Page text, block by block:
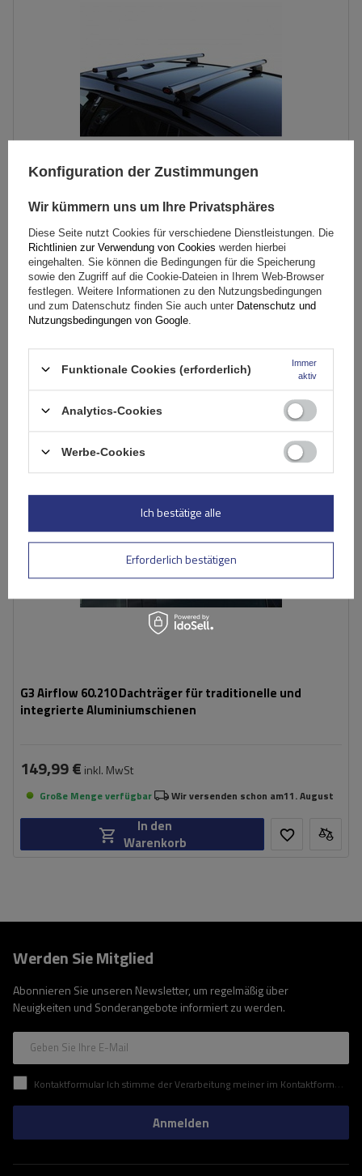
G3 CL 60.110 Universal-Dachträger für traditionelle und
integrierte Aluminiumschienen
117,00 €inkl. MwSt
Niedrigster Preis in 30 Tagen vor Rabatt:539,99 € -78%
Normaler Preis:129,99 €inkl. MwSt -10%
In den
G3 Airflow 60.210 Dachträger für traditionelle und
integrierte Aluminiumschienen
149,99 € inkl. MwSt
Große Menge verfügbar Wir versenden schon am11. August
In den
Warenkorb
Werden Sie Mitglied
Abonnieren Sie unseren Newsletter, um regelmäßig über
Neuigkeiten und Sonderangebote informiert zu werden.
Geben Sie Ihre E-Mail
Kontaktformular Ich stimme der Verarbeitung meiner im Kontaktformular enthaltenen personenbezogenen Daten gemäß der Verordnung (EU) des Europäischen Parlaments und des Rates zu.
Anmelden
Konfiguration der Zustimmungen
Wir kümmern uns um Ihre Privatsphäres
Diese Seite nutzt Cookies für verschiedene Dienstleistungen. Die
Richtlinien zur Verwendung von Cookies werden hierbei
eingehalten. Sie können die Bedingungen für die Speicherung
sowie den Zugriff auf die Cookie-Dateien in Ihrem Web-Browser
festlegen. Weitere Informationen zu den Nutzungsbedingungen
und zum Datenschutz finden Sie auch unter Datenschutz und
Nutzungsbedingungen von Google
Funktionale Cookies (erforderlich)
Immer
aktiv
Analytics-Cookies
Werbe-Cookies
Erforderlich bestätigen
Ich bestätige alle